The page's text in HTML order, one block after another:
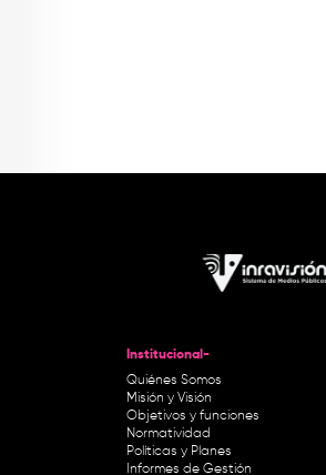
Institucional-
Quiénes Somos
Misión y Visión
Objetivos y funciones
Normatividad
Políticas y Planes
Informes de Gestión